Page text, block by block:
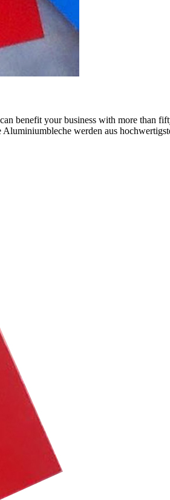
benefit your business with more than
werden aus